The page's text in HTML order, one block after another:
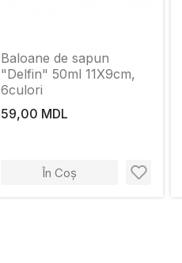
Baloane de sapun
"Delfin" 50ml 11X9cm,
6culori
59,00 MDL
În Coș